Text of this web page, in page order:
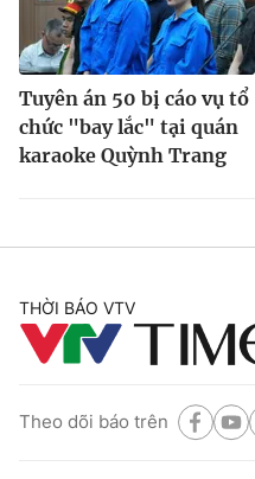
Tuyên án 50 bị cáo vụ tổ
chức "bay lắc" tại quán
karaoke Quỳnh Trang
THỜI BÁO VTV
Theo dõi báo trên